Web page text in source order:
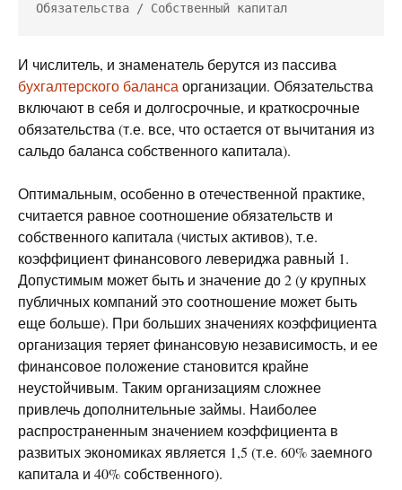
Обязательства / Собственный капитал
И числитель, и знаменатель берутся из пассива
бухгалтерского баланса организации. Обязательства
включают в себя и долгосрочные, и краткосрочные
обязательства (т.е. все, что остается от вычитания из
сальдо баланса собственного капитала).
Оптимальным, особенно в отечественной практике,
считается равное соотношение обязательств и
собственного капитала (чистых активов), т.е.
коэффициент финансового левериджа равный 1.
Допустимым может быть и значение до 2 (у крупных
публичных компаний это соотношение может быть
еще больше). При больших значениях коэффициента
организация теряет финансовую независимость, и ее
финансовое положение становится крайне
неустойчивым. Таким организациям сложнее
привлечь дополнительные займы. Наиболее
распространенным значением коэффициента в
развитых экономиках является 1,5 (т.е. 60% заемного
капитала и 40% собственного).